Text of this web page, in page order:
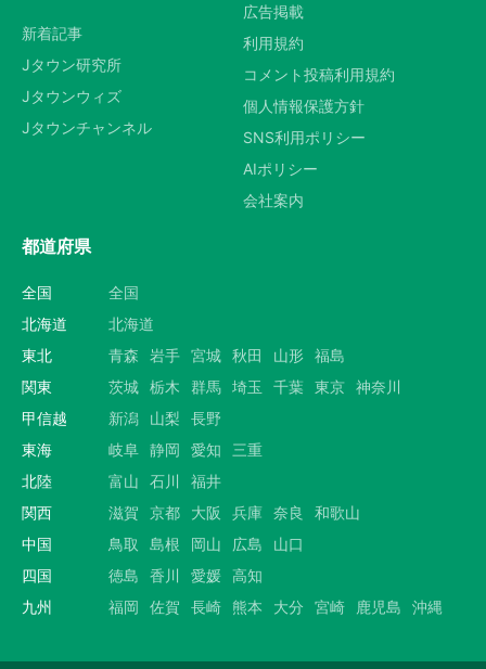
新着記事
Jタウン研究所
Jタウンウィズ
Jタウンチャンネル
広告掲載
利用規約
コメント投稿利用規約
個人情報保護方針
SNS利用ポリシー
AIポリシー
会社案内
都道府県
全国
全国
北海道
北海道
東北
青森 岩手 宮城 秋田 山形 福島
関東
茨城 栃木 群馬 埼玉 千葉 東京 神奈川
甲信越
新潟 山梨
長野
東海
岐阜 静岡 愛知
三重
北陸
富山 石川
福井
関西
滋賀 京都 大阪 兵庫 奈良
和歌山
中国
鳥取 島根 岡山 広島
山口
四国
徳島 香川 愛媛 高知
九州
福岡 佐賀 長崎 熊本 大分 宮崎 鹿児島 沖縄